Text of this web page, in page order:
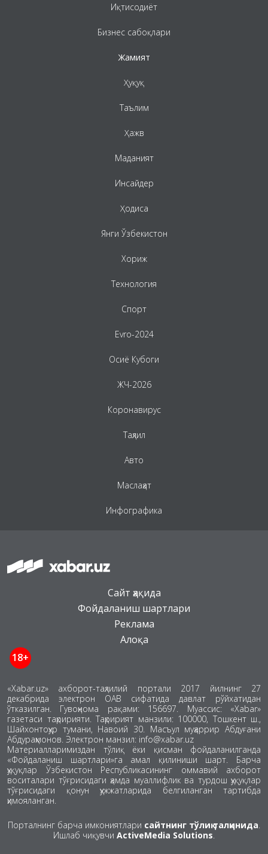
Иқтисодиёт
Бизнес сабоқлари
Жамият
Ҳуқуқ
Таълим
Ҳажв
Маданият
Инсайдер
Ҳодиса
Янги Ўзбекистон
Хориж
Технология
Спорт
Evro-2024
Осиё Кубоги
ЖЧ-2026
Коронавирус
Таҳлил
Авто
Маслаҳат
Инфографика
Сайт ҳақида
Фойдаланиш шартлари
Реклама
Алоқа
18+
«Xabar.uz» ахборот-таҳлилий портали 2017 йилнинг 27
декабрида электрон ОАВ сифатида давлат рўйхатидан
ўтказилган. Гувоҳнома рақами: 156697. Муассис: «Xabar»
газетаси таҳририяти. Таҳририят манзили: 100000, Тошкент ш.,
Шайхонтоҳур тумани, Навоий 30. Масъул муҳаррир Абдуғани
Абдураҳмонов. Электрон манзил: info@xabar.uz
Материалларимиздан тўлиқ ёки қисман фойдаланилганда
«Фойдаланиш шартлари»га амал қилиниши шарт. Барча
ҳуқуқлар Ўзбекистон Республикасининг оммавий ахборот
воситалари тўғрисидаги ҳамда муаллифлик ва турдош ҳуқуқлар
тўғрисидаги қонун ҳужжатларида белгиланган тартибда
ҳимояланган.
Порталнинг барча имкониятлари сайтнинг тўлиқ талқинида.
Ишлаб чиқувчи ActiveMedia Solutions.